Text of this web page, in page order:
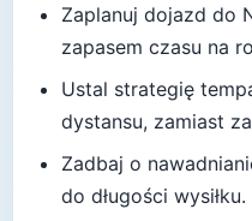
Zaplanuj dojazd do
zapasem czasu na
Ustal strategię
dystansu, zamiast
Zadbaj o
do długości wysiłku.